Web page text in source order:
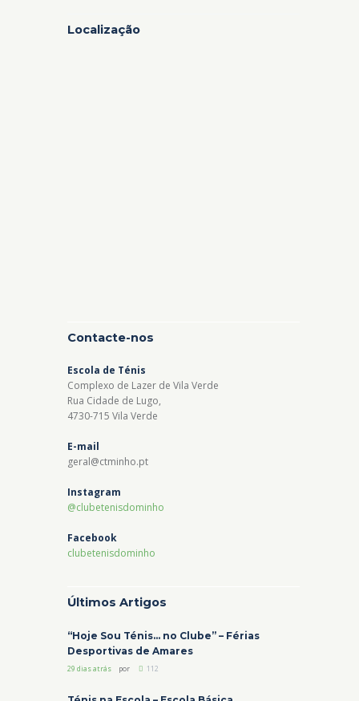
Localização
Contacte-nos
Escola de Ténis
Complexo de Lazer de Vila Verde
Rua Cidade de Lugo,
4730-715 Vila Verde
E-mail
geral@ctminho.pt
Instagram
@clubetenisdominho
Facebook
clubetenisdominho
Últimos Artigos
“Hoje Sou Ténis… no Clube” – Férias
Desportivas de Amares
29 dias atrás por 112